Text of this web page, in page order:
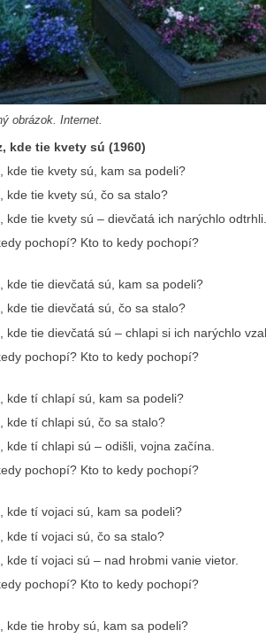
obrázok. Internet.
kde tie kvety sú (1960)
kde tie kvety sú, kam sa podeli?
kde tie kvety sú, čo sa stalo?
kde tie kvety sú – dievčatá ich narýchlo odtrhli.
pochopí? Kto to kedy pochopí?
kde tie dievčatá sú, kam sa podeli?
kde tie dievčatá sú, čo sa stalo?
kde tie dievčatá sú – chlapi si ich narýchlo
pochopí? Kto to kedy pochopí?
kde tí chlapí sú, kam sa podeli?
kde tí chlapi sú, čo sa stalo?
kde tí chlapi sú – odišli, vojna začína.
pochopí? Kto to kedy pochopí?
kde tí vojaci sú, kam sa podeli?
kde tí vojaci sú, čo sa stalo?
kde tí vojaci sú – nad hrobmi vanie vietor.
pochopí? Kto to kedy pochopí?
kde tie hroby sú, kam sa podeli?